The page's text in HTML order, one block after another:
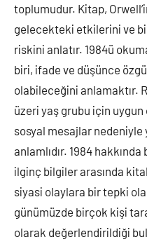
toplumudur. Kitap,
gelecekteki etkilerini ve
riskini anlatır. 1984ü
biri, ifade ve düşünce
olabileceğini anlamaktır.
üzeri yaş grubu için
sosyal mesajlar
anlamlıdır. 1984
ilginç bilgiler arasında
siyasi olaylara bir tepki
günümüzde birçok kişi
olarak değerlendirildiği